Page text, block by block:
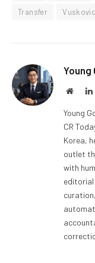
Transfer
Vuskovic
Young
Website
Young
CR
Korea,
outlet
with